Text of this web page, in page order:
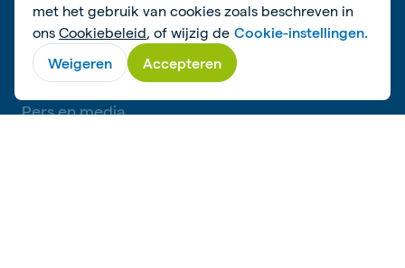
NEEM CONTACT OP
Contactinformatie
Pers en media
met het gebruik van cookies zoals beschreven in
ons Cookiebeleid, of wijzig de Cookie-instellingen.
Weigeren
Accepteren